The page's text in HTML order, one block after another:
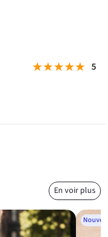
★★★★★
★★★★★ 5
En voir plus